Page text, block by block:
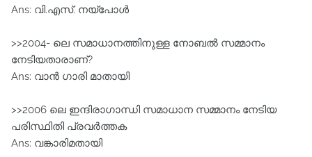
Ans: വി.എസ്. നയ്‌പോള്‍
>>2004- ലെ സമാധാനത്തിനുള്ള നോബൽ സമ്മാനം
നേടിയതാരാണ്?
Ans: വാന്‍ ഗാരി മാതായി
>>2006 ലെ ഇന്ദിരാഗാന്ധി സമാധാന സമ്മാനം നേടിയ
പരിസ്ഥിതി പ്രവര്‍ത്തക
Ans: വങ്കാരിമതായി